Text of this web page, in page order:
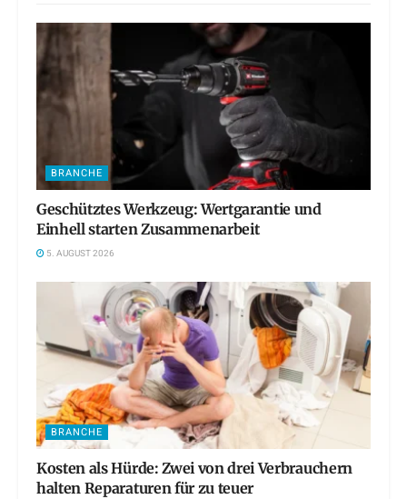
BRANCHE
Geschütztes Werkzeug: Wertgarantie und
Einhell starten Zusammenarbeit
5. AUGUST 2026
BRANCHE
Kosten als Hürde: Zwei von drei Verbrauchern
halten Reparaturen für zu teuer